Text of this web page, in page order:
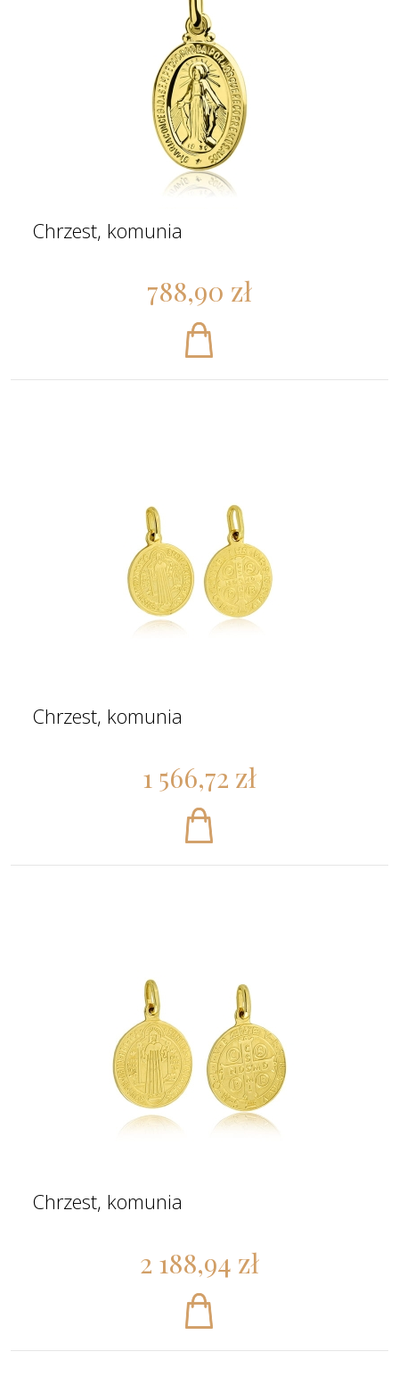
Chrzest, komunia
788,90 zł
Chrzest, komunia
1 566,72 zł
Chrzest, komunia
2 188,94 zł